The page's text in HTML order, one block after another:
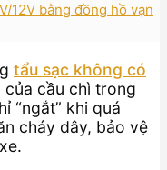
12V bằng đồng hồ vạn
tẩu sạc không có
của cầu chì trong
“ngắt” khi quá
cháy dây, bảo vệ